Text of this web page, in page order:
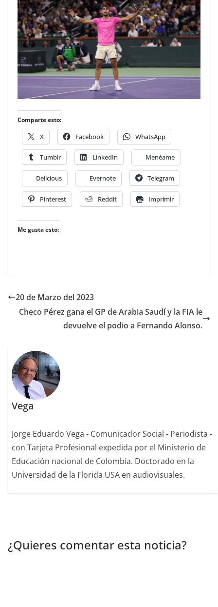
Comparte esto:
X Facebook WhatsApp
Tumblr LinkedIn Menéame
Delicious Evernote Telegram
Pinterest Reddit Imprimir
Me gusta esto:
20 de Marzo del 2023
Checo Pérez gana el GP de Arabia Saudí y la FIA le
devuelve el podio a Fernando Alonso.
Vega
Jorge Eduardo Vega - Comunicador Social - Periodista -
con Tarjeta Profesional expedida por el Ministerio de
Educación nacional de Colombia. Doctorado en la
Universidad de la Florida USA en audiovisuales.
¿Quieres comentar esta noticia?